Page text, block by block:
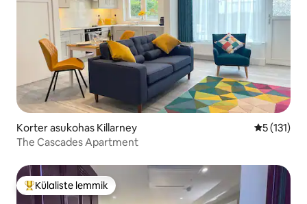
Korter asukohas Killarney Keskmine
5 (131)
The Cascades Apartment
Külaliste suur lemmik
Külaliste lemmik